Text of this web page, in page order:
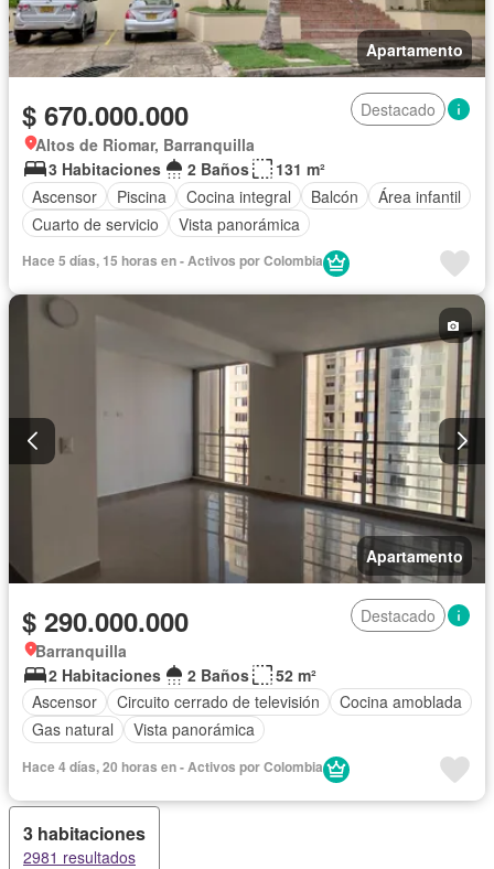
Apartamento
$ 670.000.000
Destacado
Altos de Riomar, Barranquilla
3 Habitaciones
2 Baños
131 m²
Ascensor
Piscina Cocina integral Balcón
Área infantil
Cuarto de servicio
Vista panorámica
Hace 5 días, 15 horas en - Activos por Colombia
Apartamento
$ 290.000.000
Destacado
Barranquilla
2 Habitaciones
2 Baños
52 m²
Ascensor
Circuito cerrado de televisión
Cocina amoblada
Gas natural
Vista panorámica
Hace 4 días, 20 horas en - Activos por Colombia
3 habitaciones
2981 resultados